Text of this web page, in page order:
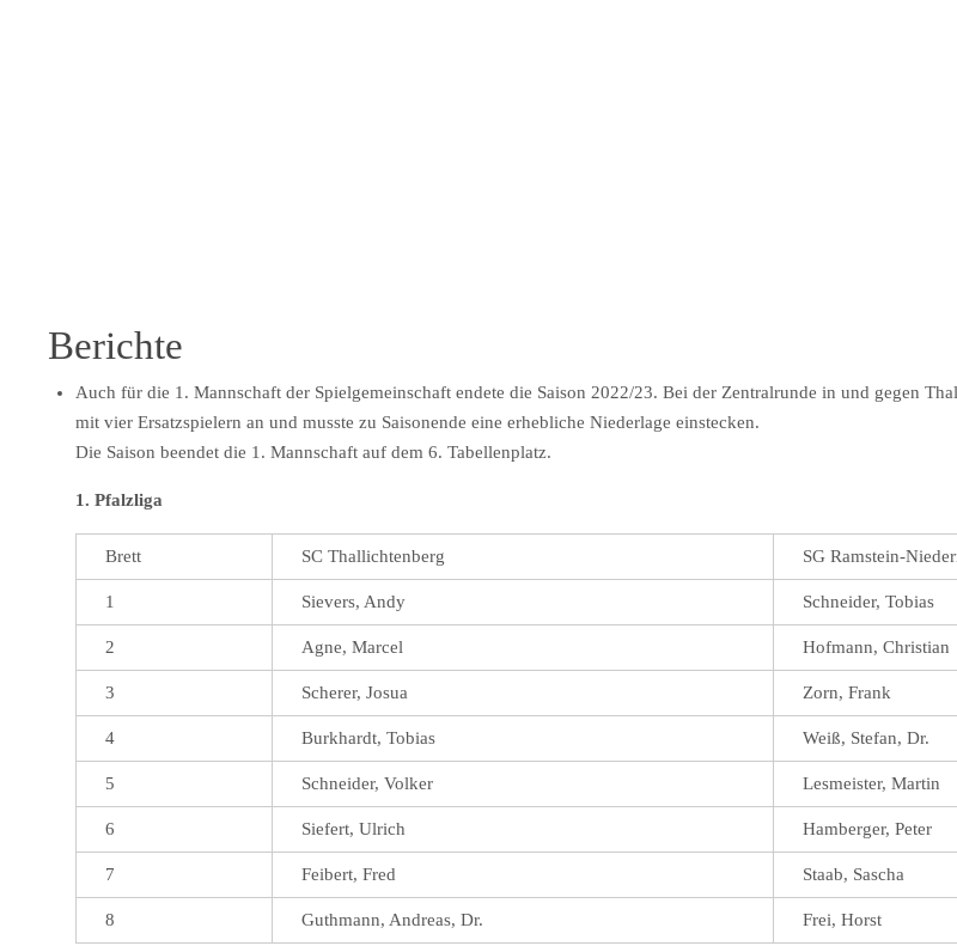
Berichte
Auch für die 1. Mannschaft der Spielgemeinschaft endete die Saison 2022/23. Bei der Zentralrunde in und gegen
mit vier Ersatzspielern an und musste zu Saisonende eine erhebliche Niederlage einstecken.
Die Saison beendet die 1. Mannschaft auf dem 6. Tabellenplatz.
1. Pfalzliga
Brett SC Thallichtenberg SG Ramstein-
1 Sievers, Andy Schneider, Tobias
2 Agne, Marcel Hofmann, Christian
3 Scherer, Josua Zorn, Frank
4 Burkhardt, Tobias Weiß, Stefan, Dr.
5 Schneider, Volker Lesmeister, Martin
6 Siefert, Ulrich Hamberger, Peter
7 Feibert, Fred Staab, Sascha
8 Guthmann, Andreas, Dr. Frei, Horst